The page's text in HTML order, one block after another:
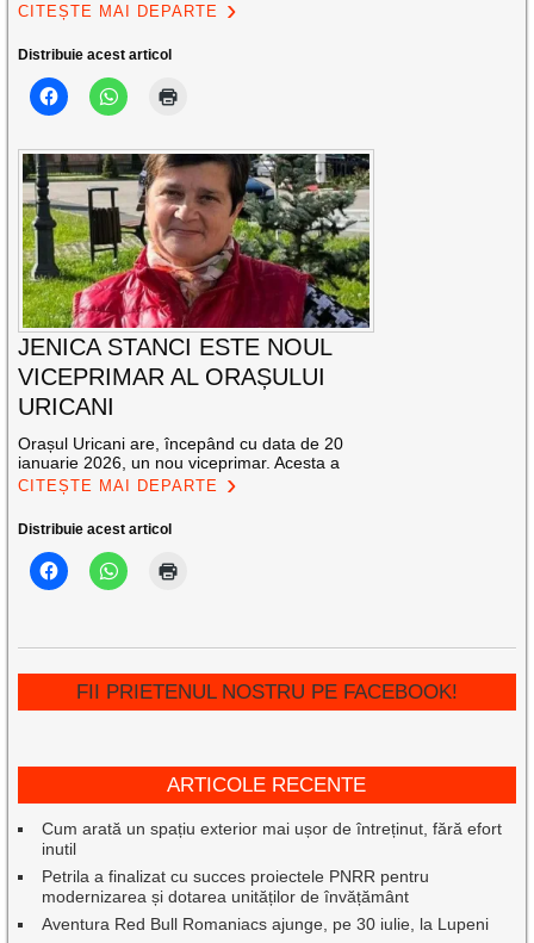
CITEȘTE MAI DEPARTE
Distribuie acest articol
JENICA STANCI ESTE NOUL
VICEPRIMAR AL ORAȘULUI
URICANI
Orașul Uricani are, începând cu data de 20
ianuarie 2026, un nou viceprimar. Acesta a
CITEȘTE MAI DEPARTE
Distribuie acest articol
FII PRIETENUL NOSTRU PE FACEBOOK!
ARTICOLE RECENTE
Cum arată un spațiu exterior mai ușor de întreținut, fără efort
inutil
Petrila a finalizat cu succes proiectele PNRR pentru
modernizarea și dotarea unităților de învățământ
Aventura Red Bull Romaniacs ajunge, pe 30 iulie, la Lupeni